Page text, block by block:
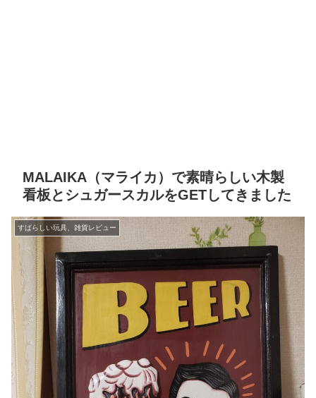
MALAIKA（マライカ）で素晴らしい木製
看板とシュガースカルをGETしてきました
すばらしい玩具、雑貨レビュー